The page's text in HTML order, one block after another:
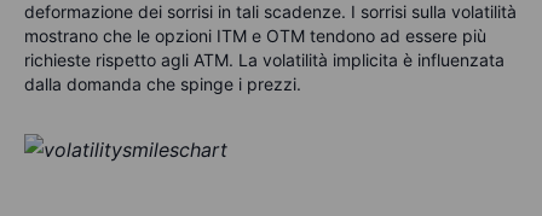
deformazione dei sorrisi in tali scadenze. I sorrisi sulla volatilità
mostrano che le opzioni ITM e OTM tendono ad essere più
richieste rispetto agli ATM. La volatilità implicita è influenzata
dalla domanda che spinge i prezzi.